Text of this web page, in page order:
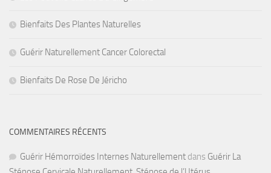
Bienfaits Des Plantes Naturelles
Guérir Naturellement Cancer Colorectal
Bienfaits De Rose De Jéricho
COMMENTAIRES RÉCENTS
Guérir Hémorroïdes Internes Naturellement dans Guérir La